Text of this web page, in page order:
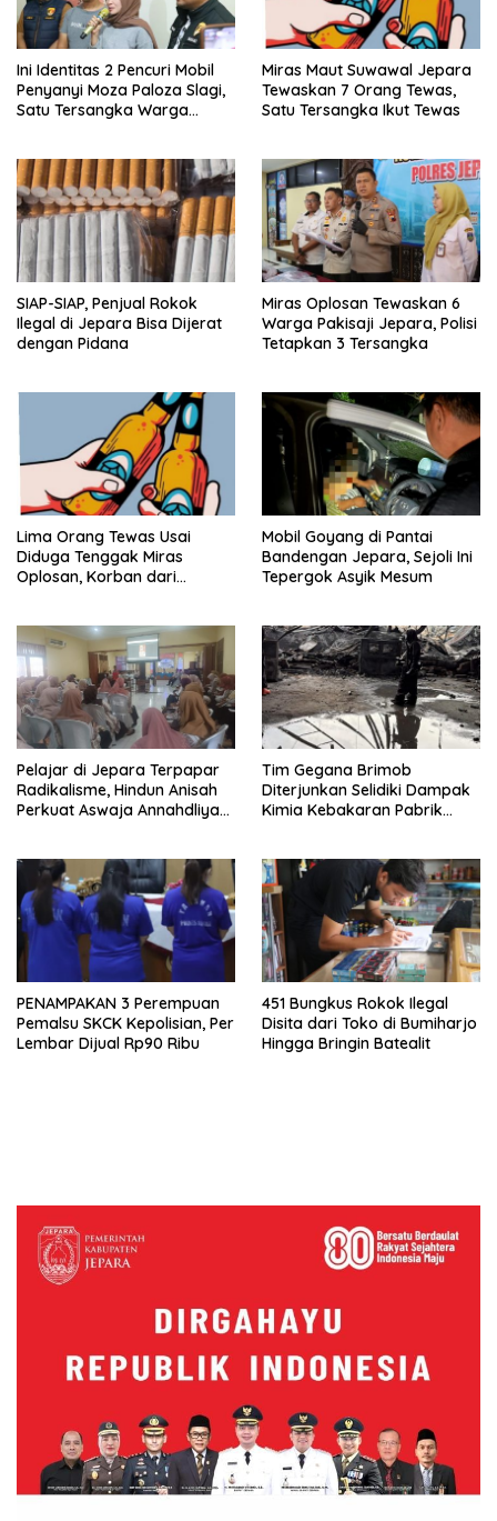
Ini Identitas 2 Pencuri Mobil
Penyanyi Moza Paloza Slagi,
Satu Tersangka Warga
Miras Maut Suwawal Jepara
Tewaskan 7 Orang Tewas,
Satu Tersangka Ikut Tewas
SIAP-SIAP, Penjual Rokok
Ilegal di Jepara Bisa Dijerat
dengan Pidana
Miras Oplosan Tewaskan 6
Warga Pakisaji Jepara, Polisi
Tetapkan 3 Tersangka
Lima Orang Tewas Usai
Diduga Tenggak Miras
Oplosan, Korban dari
Mobil Goyang di Pantai
Bandengan Jepara, Sejoli Ini
Tepergok Asyik Mesum
Pelajar di Jepara Terpapar
Radikalisme, Hindun Anisah
Perkuat Aswaja Annahdliyah,
Tim Gegana Brimob
Diterjunkan Selidiki Dampak
Kimia Kebakaran Pabrik
PENAMPAKAN 3 Perempuan
Pemalsu SKCK Kepolisian, Per
Lembar Dijual Rp90 Ribu
451 Bungkus Rokok Ilegal
Disita dari Toko di Bumiharjo
Hingga Bringin Batealit